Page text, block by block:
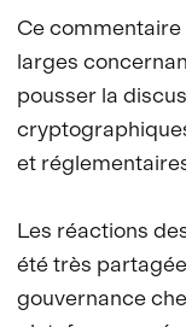
Ce
larges
pousser la
et
Les réactions
été très
gouvernance